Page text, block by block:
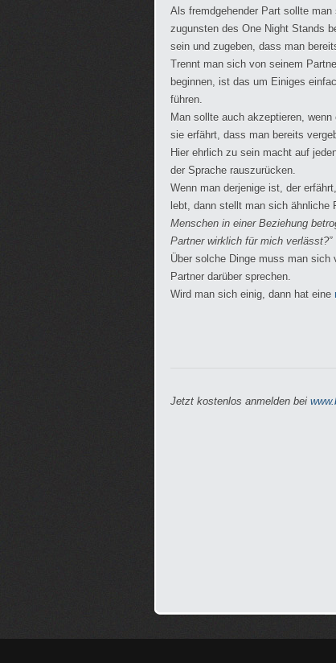
Als fremdgehender Part sollte
zugunsten des One Night Stands
sein und zugeben, dass man
Trennt man sich von seinem
beginnen, ist das um Einiges
führen.
Man sollte auch akzeptieren,
sie erfährt, dass man bereits
Hier ehrlich zu sein macht auf
der Sprache rauszurücken.
Wenn man derjenige ist, der
lebt, dann stellt man sich ähnliche
Menschen in einer Beziehung
Partner wirklich für mich verlässt?”
Über solche Dinge muss man sich
Partner darüber sprechen.
Wird man sich einig, dann hat eine
Jetzt kostenlos anmelden bei